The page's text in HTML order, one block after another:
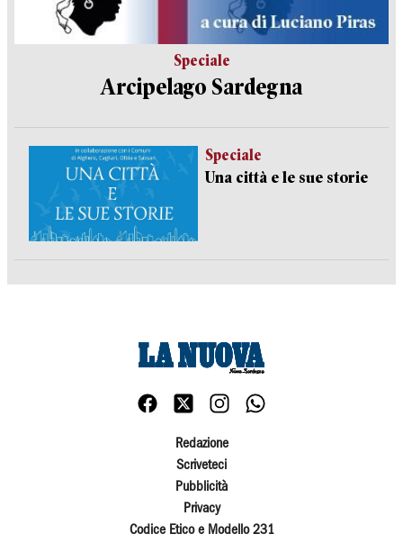
Speciale
Arcipelago Sardegna
Speciale
Una città e le sue storie
Redazione
Scriveteci
Pubblicità
Privacy
Codice Etico e Modello 231